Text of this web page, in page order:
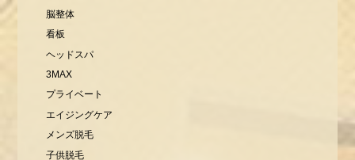
脳整体
看板
ヘッドスパ
3MAX
プライベート
エイジングケア
メンズ脱毛
子供脱毛